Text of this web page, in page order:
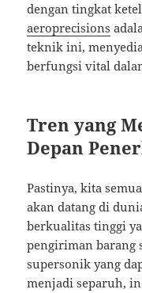
dengan tingkat
aeroprecisions
teknik ini,
berfungsi vital
Tren yang
Depan
Pastinya, kita
akan datang di
berkualitas tinggi
pengiriman barang
supersonik yang
menjadi separuh,